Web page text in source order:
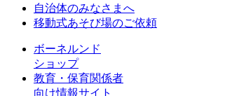
自治体のみなさまへ
移動式あそび場のご依頼
ボーネルンド
ショップ
教育・保育関係者
向け情報サイト